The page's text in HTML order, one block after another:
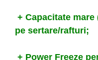
+ Capacitate
pe sertare/rafturi;
+ Power Freeze